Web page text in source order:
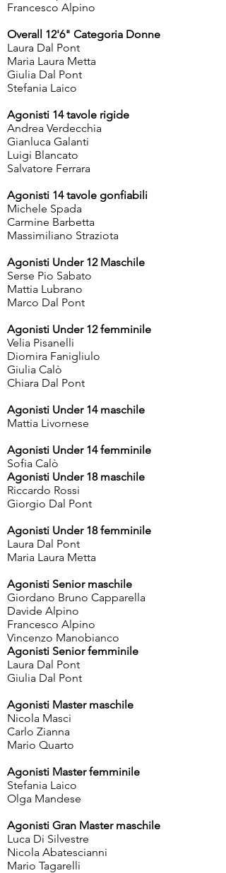
Francesco Alpino
Overall 12'6" Categoria Donne
Laura Dal Pont
Maria Laura Metta
Giulia Dal Pont
Stefania Laico
Agonisti 14 tavole rigide
Andrea Verdecchia
Gianluca Galanti
Luigi Blancato
Salvatore Ferrara
Agonisti 14 tavole gonfiabili
Michele Spada
Carmine Barbetta
Massimiliano Straziota
Agonisti Under 12 Maschile
Serse Pio Sabato
Mattia Lubrano
Marco Dal Pont
Agonisti Under 12 femminile
Velia Pisanelli
Diomira Fanigliulo
Giulia Calò
Chiara Dal Pont
Agonisti Under 14 maschile
Mattia Livornese
Agonisti Under 14 femminile
Sofia Calò
Agonisti Under 18 maschile
Riccardo Rossi
Giorgio Dal Pont
Agonisti Under 18 femminile
Laura Dal Pont
Maria Laura Metta
Agonisti Senior maschile
Giordano Bruno Capparella
Davide Alpino
Francesco Alpino
Vincenzo Manobianco
Agonisti Senior femminile
Laura Dal Pont
Giulia Dal Pont
Agonisti Master maschile
Nicola Masci
Carlo Zianna
Mario Quarto
Agonisti Master femminile
Stefania Laico
Olga Mandese
Agonisti Gran Master maschile
Luca Di Silvestre
Nicola Abatescianni
Mario Tagarelli